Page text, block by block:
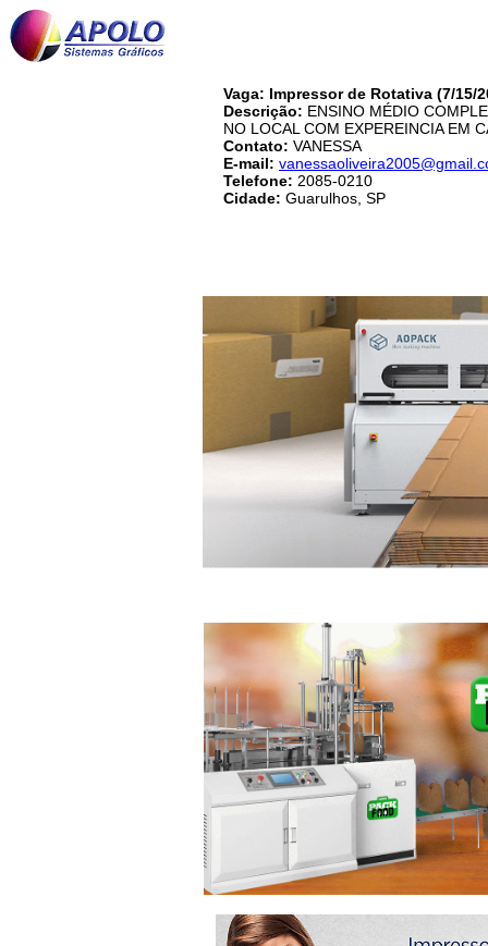
Vaga: Impressor de Rotativa (7/15/
Descrição: ENSINO MÉDIO
NO LOCAL COM EXPEREINCIA EM
Contato: VANESSA
E-mail:
Telefone: 2085-0210
Cidade: Guarulhos, SP